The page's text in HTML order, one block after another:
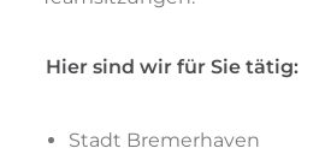
Hier sind wir für Sie tätig:
Stadt Bremerhaven